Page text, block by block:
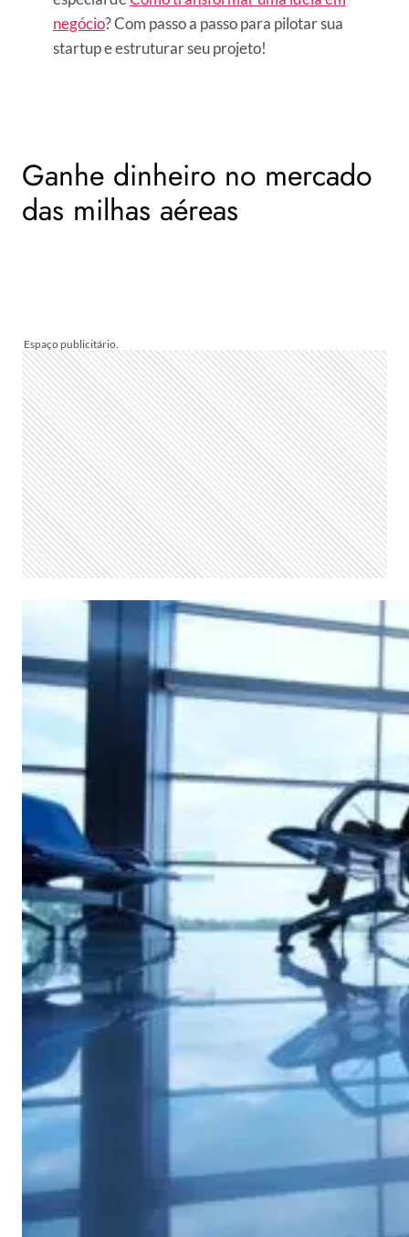
negócio? Com passo a passo para pilotar sua
startup e estruturar seu projeto!
Ganhe dinheiro no mercado
das milhas aéreas